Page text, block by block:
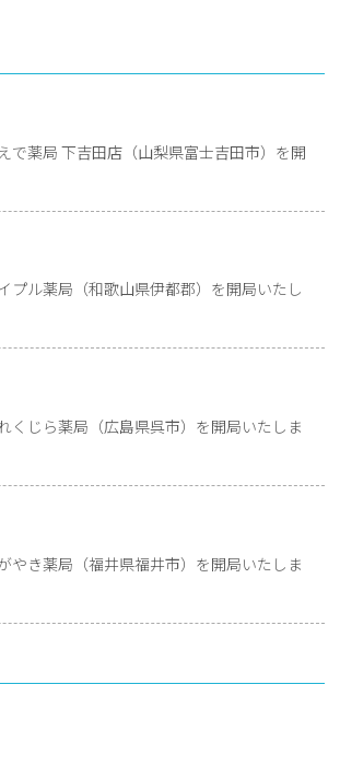
えで薬局 下吉田店（山梨県富士吉田市）を開
イプル薬局（和歌山県伊都郡）を開局いたし
れくじら薬局（広島県呉市）を開局いたしま
がやき薬局（福井県福井市）を開局いたしま